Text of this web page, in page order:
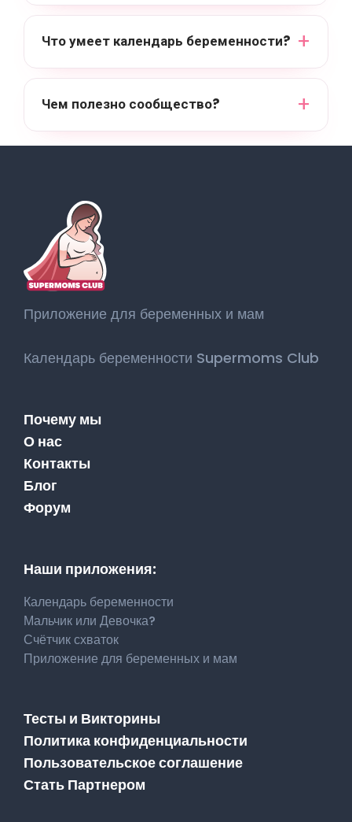
Что умеет календарь беременности?
Чем полезно сообщество?
Приложение для беременных и мам
Календарь беременности Supermoms Club
Почему мы
О нас
Контакты
Блог
Форум
Наши приложения:
Календарь беременности
Мальчик или Девочка?
Счётчик схваток
Приложение для беременных и мам
Тесты и Викторины
Политика конфиденциальности
Пользовательское соглашение
Стать Партнером